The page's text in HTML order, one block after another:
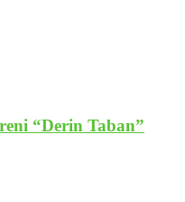
“Derin Taban”